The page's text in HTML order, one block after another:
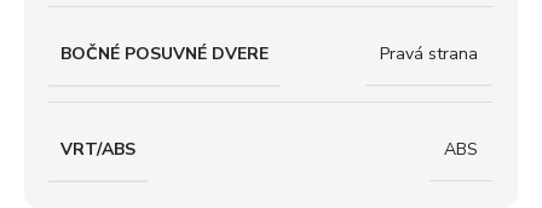
BOČNÉ POSUVNÉ DVERE Pravá strana
VRT/ABS ABS